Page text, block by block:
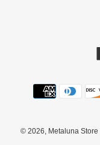
© 2026, Metaluna Store